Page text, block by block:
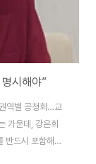
시해야”
역별 공청회…교
가운데, 강은희
반드시 포함해야
논의 중인 행정